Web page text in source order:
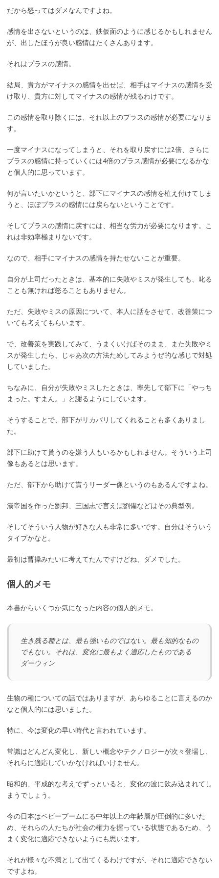
だから怒ってはダメなんですよね。
感情を出さないというのは、鉄仮面のように感じるかもしれません
が、出したほうが良い感情はたくさんあります。
それはプラスの感情。
結局、貴方がマイナスの感情を出せば、相手はマイナスの感情を受
け取り、貴方に対してマイナスの感情が残るわけです。
この感情を取り除くには、それ以上のプラスの感情が必要になりま
す。
一度マイナスになってしまうと、それを取り戻すには2倍、さらに
プラスの感情に持っていくには4倍のプラス感情が必要になるかな
と個人的に思っています。
何が言いたいかというと、部下にマイナスの感情を植え付けてしま
うと、ほぼプラスの感情には戻らないということです。
そしてプラスの感情に戻すには、相当な労力が必要になります。こ
れは非効率極まりないです。
なので、相手にマイナスの感情を持たせないことが重要。
自分が上司だったときは、基本的に失敗やミスが発生しても、叱る
ことも無ければ怒ることもありません。
ただ、失敗やミスの原因について、本人に話をさせて、改善策につ
いても考えてもらいます。
で、改善策を実践してみて、うまくいけばそのまま、また失敗やミ
スが発生したら、じゃあ次の方法ためしてみようぜ的な感じで対処
していました。
ちなみに、自分が失敗やミスしたときは、率先して部下に「やっち
まった。すまん。」と謝るようにしています。
そうすることで、部下がリカバリしてくれることも多くありまし
た。
部下に助けて貰うのを嫌う人もいるかもしれません。そういう上司
像もあるとは思います。
ただ、部下から助けて貰うリーダー像というのもあるんですよね。
漢帝国を作った劉邦、三国志で言えば劉備などはその典型例。
そしてそういう人物が好きな人も非常に多いです。自分はそういう
タイプかなと。
最初は曹操みたいに考えてたんですけどね、ダメでした。
個人的メモ
本書からいくつか気になった内容の個人的メモ。
生き残る種とは、最も強いものではない。最も知的なもの
でもない。それは、変化に最もよく適応したものである
ダーウィン
生物の種についての話ではありますが、あらゆることに言えるのか
なと個人的には思いました。
特に、今は変化の早い時代と言われています。
常識はどんどん変化し、新しい概念やテクノロジーが次々登場し、
それらに適応していかなければいけません。
昭和的、平成的な考えでずっといると、変化の波に飲み込まれてし
まうでしょう。
今の日本はベビーブームにる中年以上の年齢層が圧倒的に多いた
め、それらの人たちが社会の権力を握っている状態であるため、う
まく変化に適応できないようにも思います。
それが様々な不満として出てくるわけですが、それに適応できない
ですよね。